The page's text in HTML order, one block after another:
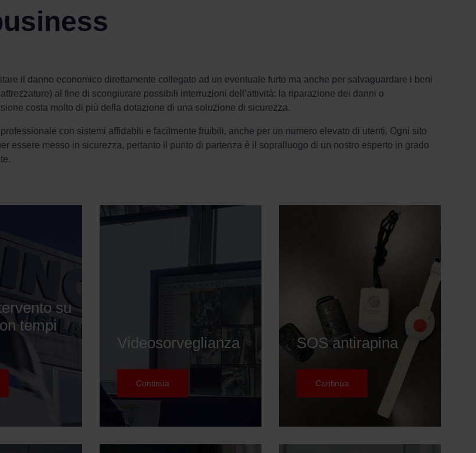
il danno economico direttamente collegato ad un eventuale furto ma anche per salvaguardare i beni
al fine di scongiurare possibili interruzioni dell’attività: la riparazione dei danni o
costa molto di più della dotazione di una soluzione di sicurezza.
con sistemi affidabili e facilmente fruibili, anche per un numero elevato di utenti. Ogni sito
essere messo in sicurezza, pertanto il punto di partenza è il sopralluogo di un nostro esperto in grado
su
tempi
Videosorveglianza
Continua
SOS antirapina
Continua